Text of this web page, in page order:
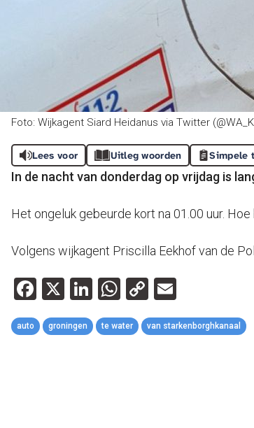
Foto: Wijkagent Siard Heidanus via Twitter
Lees voor Uitleg woorden Simpele
In de nacht van donderdag op vrijdag is
Het ongeluk gebeurde kort na 01.00 uur.
Volgens wijkagent Priscilla Eekhof van de
Facebook
X LinkedIn
WhatsApp
Copy
Link
auto groningen te water van starkenborghkanaal